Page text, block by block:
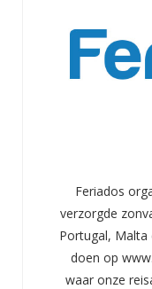
Feriados
verzorgde
Portugal, Malta
doen op
waar onze